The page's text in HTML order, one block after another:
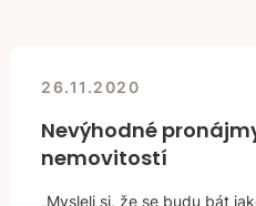
26.11.2020
Nevýhodné
nemovitostí
„Mysleli si, že se budu bát